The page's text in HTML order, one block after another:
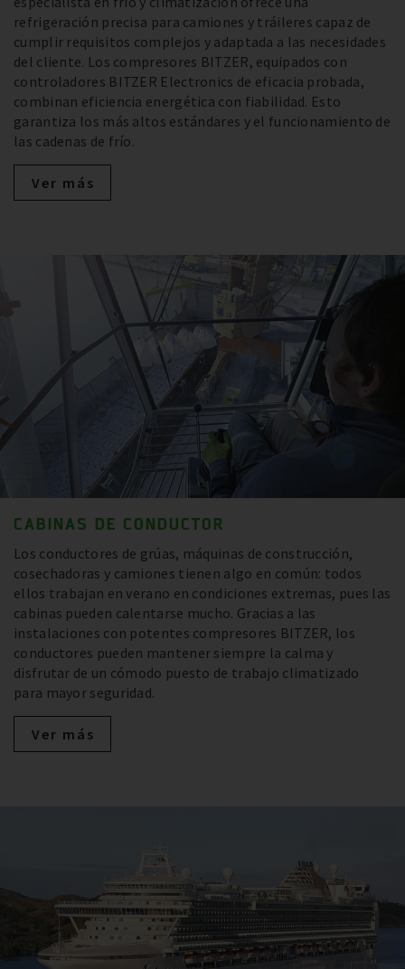
refrigeración precisa para camiones y tráileres capaz de
cumplir requisitos complejos y adaptada a las necesidades
del cliente. Los compresores BITZER, equipados con
controladores BITZER Electronics de eficacia probada,
combinan eficiencia energética con fiabilidad. Esto
garantiza los más altos estándares y el funcionamiento de
las cadenas de frío.
Ver más
CABINAS DE CONDUCTOR
Los conductores de grúas, máquinas de construcción,
cosechadoras y camiones tienen algo en común: todos
ellos trabajan en verano en condiciones extremas, pues las
cabinas pueden calentarse mucho. Gracias a las
instalaciones con potentes compresores BITZER, los
conductores pueden mantener siempre la calma y
disfrutar de un cómodo puesto de trabajo climatizado
para mayor seguridad.
Ver más